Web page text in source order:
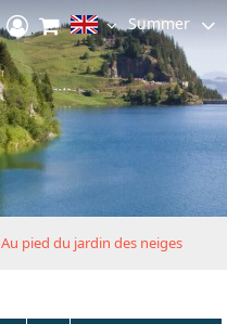
Summer
Au pied du jardin des neiges